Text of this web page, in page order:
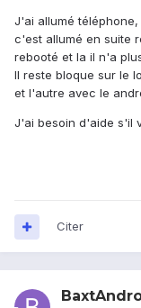
J'ai allumé
c'est allumé en suite
rebooté et la il n'a
Il reste bloque sur le
et l'autre avec le
J'ai besoin d'aide s'il
Citer